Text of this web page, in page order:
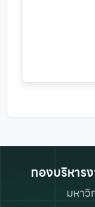
กองบริหาร
มหาวิ